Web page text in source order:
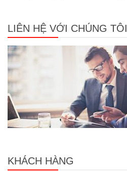
LIÊN HỆ VỚI CHÚNG TÔI
KHÁCH HÀNG